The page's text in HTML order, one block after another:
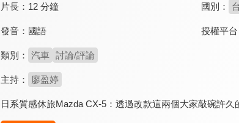
片長： 12 分鐘 國別：
發音： 國語 授權平台
類別： 汽車 討論/評論
主持： 廖盈婷
日系質感休旅Mazda CX-5：透過改款這兩個大家敲碗許